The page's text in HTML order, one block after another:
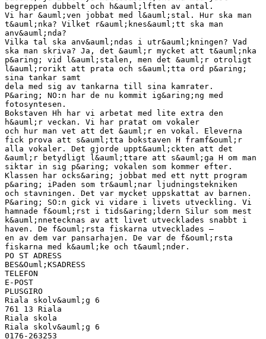
begreppen dubbelt och h&auml;lften av antal.
Vi har &auml;ven jobbat med l&auml;stal. Hur ska man
t&auml;nka? Vilket r&auml;knes&auml;tt ska man
anv&auml;nda?
Vilka tal ska anv&auml;ndas i utr&auml;kningen? Vad
ska man skriva? Ja, det &auml;r mycket att t&auml;nka
p&aring; vid l&auml;stalen, men det &auml;r otroligt
l&auml;rorikt att prata och s&auml;tta ord p&aring;
sina tankar samt
dela med sig av tankarna till sina kamrater.
P&aring; NO:n har de nu kommit ig&aring;ng med
fotosyntesen.
Bokstaven Hh har vi arbetat med lite extra den
h&auml;r veckan. Vi har pratat om vokaler
och hur man vet att det &auml;r en vokal. Eleverna
fick prova att s&auml;tta bokstaven H framf&ouml;r
alla vokaler. Det gjorde uppt&auml;ckten att det
&auml;r betydligt l&auml;ttare att s&auml;ga H om man
siktar in sig p&aring; vokalen som kommer efter.
Klassen har ocks&aring; jobbat med ett nytt program
p&aring; iPaden som tr&auml;nar ljudningstekniken
och stavningen. Det var mycket uppskattat av barnen.
P&aring; SO:n gick vi vidare i livets utveckling. Vi
hamnade f&ouml;rst i tids&aring;ldern Silur som mest
k&auml;nnetecknas av att livet utvecklades snabbt i
haven. De f&ouml;rsta fiskarna utvecklades –
en av dem var pansarhajen. De var de f&ouml;rsta
fiskarna med k&auml;ke och t&auml;nder.
PO ST ADRESS
BES&Ouml;KSADRESS
TELEFON
E-POST
PLUSGIRO
Riala skolv&auml;g 6
761 13 Riala
Riala skola
Riala skolv&auml;g 6